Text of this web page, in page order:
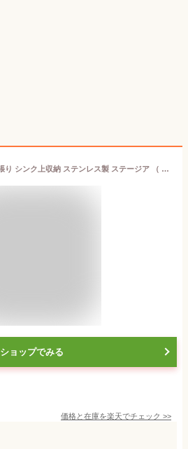
キッチンラック 突っ張り シンク上収納 ステンレス製 ステージア （ 突っ張りラック 突っ張り棚 突っ張り式 伸縮 高さ調節 ステンレスラック スパイスラック キッチン つっぱり 壁面収納 キッチン収納 工具不要 ）
ショップでみる
価格と在庫を楽天でチェック >>